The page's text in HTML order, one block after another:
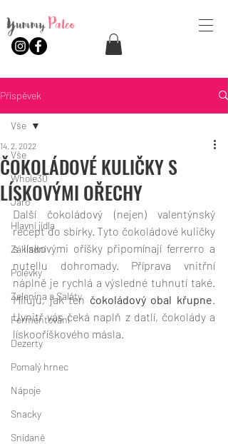
YummyPaleo
Příspěvek
Vše
Whole30
Jaro
Hlavní jídla
Základní
Polévky
Zelenina a Saláty
Fermentování
Dezerty
Pomalý hrnec
Nápoje
Snacky
Snídaně
Vše
ČOKOLÁDOVÉ KULIČKY S
LÍSKOVÝMI OŘECHY
14. 2. 2022
Další čokoládový (nejen) valentýnský
recept do sbírky. Tyto čokoládové kuličky
s lískovými oříšky připomínají ferrerro a
nutellu dohromady. Příprava vnitřní
náplně je rychlá a výsledné tuhnutí také.
Miluju, jak ten čokoládový obal křupne.
Uvnitř vás čeká naplň z datlí, čokolády a
lískooříškového másla.